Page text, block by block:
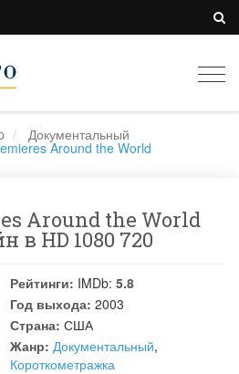
Документальный
Around the World
Around the World
в HD 1080 720
Рейтинги: IMDb: 5.8
Год выхода: 2003
Страна: США
Жанр: Документальный,
Короткометражка